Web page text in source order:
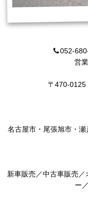
052-
営
〒470-
名古屋市 ・ 尾張旭市 ・ 瀬
新車販売／中古車販売
ー